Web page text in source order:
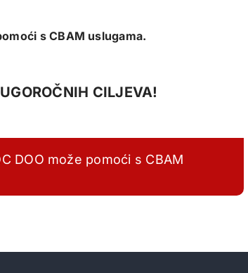
s CBAM uslugama.
CILJEVA!
DOO može pomoći s CBAM